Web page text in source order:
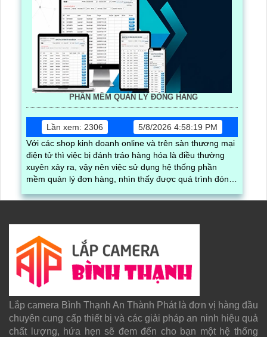
PHẦN MỀM QUẢN LÝ ĐÓNG HÀNG
Lần xem: 2306
5/8/2026 4:58:19 PM
Với các shop kinh doanh online và trên sàn thương mại
điện tử thì việc bị đánh tráo hàng hóa là điều thường
xuyên xảy ra, vậy nên việc sử dụng hệ thống phần
mềm quản lý đơn hàng, nhìn thấy được quá trình đóng
được ghi lại một cách dễ dàng
Lắp camera Bình Thạnh An Thành Phát là đơn vị hàng đầu
chuyên cung cấp thiết bị và các giải pháp an ninh hiệu quả
chất lượng, hứa hẹn sẽ đem đến cho bạn một hệ thống